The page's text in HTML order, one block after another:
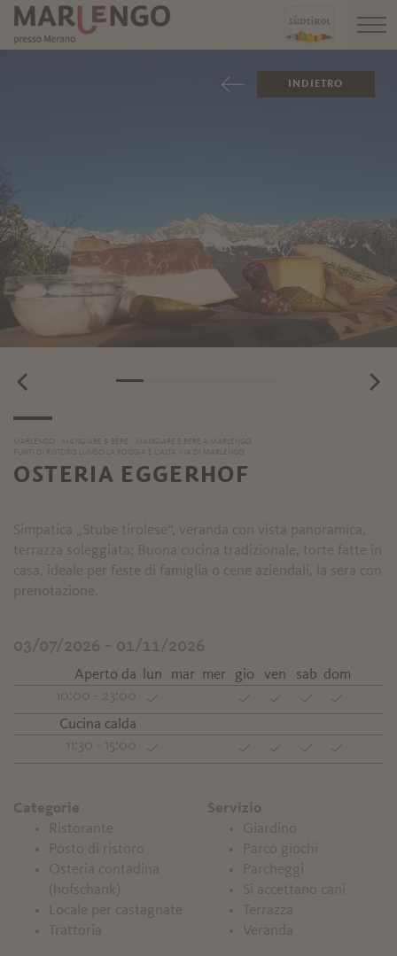
INDIETRO
MARLENGO MANGIARE & BERE
MANGIARE E BERE A MARLENGO
PUNTI DI RISTORO LUNGO LA ROGGIA E L'ALTA VIA DI MARLENGO
OSTERIA EGGERHOF
Simpatica „Stube tirolese“, veranda con vista panoramica,
terrazza soleggiata; Buona cucina tradizionale, torte fatte in
casa, ideale per feste di famiglia o cene aziendali, la sera con
prenotazione.
03/07/2026 - 01/11/2026
Aperto da lun mar mer gio ven sab dom
10:00 - 23:00
Cucina calda
11:30 - 15:00
Categorie
Ristorante
Posto di ristoro
Osteria contadina
(hofschank)
Locale per castagnate
Trattoria
Servizio
Giardino
Parco giochi
Parcheggi
Si accettano cani
Terrazza
Veranda